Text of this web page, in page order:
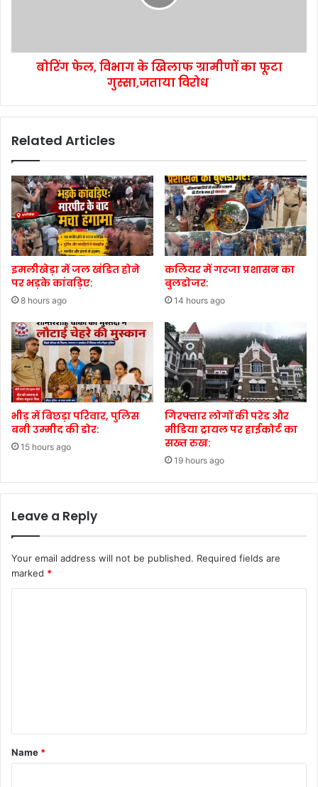
बोरिंग फेल, विभाग के खिलाफ ग्रामीणों का फूटा
गुस्सा,जताया विरोध
Related Articles
इमलीखेड़ा में जल खंडित होने
पर भड़के कांवड़िए:
8 hours ago
कलियर में गरजा प्रशासन का
बुलडोजर:
14 hours ago
भीड़ में बिछड़ा परिवार, पुलिस
बनी उम्मीद की डोर:
15 hours ago
गिरफ्तार लोगों की परेड और
मीडिया ट्रायल पर हाईकोर्ट का
सख्त रुख:
19 hours ago
Leave a Reply
Your email address will not be published. Required fields are
marked *
*
Name *